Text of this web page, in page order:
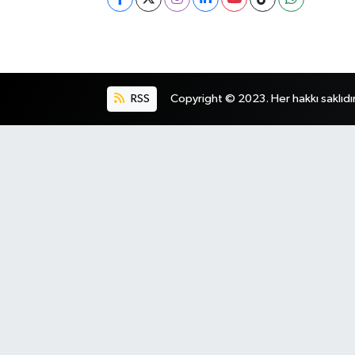
RSS Copyright © 2023. Her hakkı